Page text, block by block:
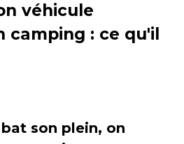
véhicule
camping : ce qu'il
son plein, on